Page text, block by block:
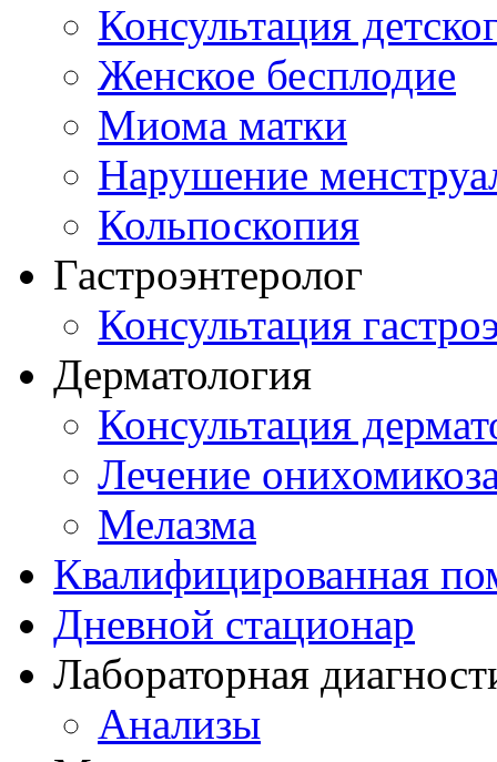
Консультация
Женское бесплодие
Миома матки
Нарушение
Кольпоскопия
Гастроэнтеролог
Консультация
Дерматология
Консультация
Лечение
Мелазма
Квалифицированная
Дневной стационар
Лабораторная
Анализы